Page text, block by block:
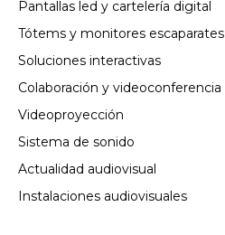
Pantallas led y cartelería digital
Tótems y monitores escaparates
Soluciones interactivas
Colaboración y videoconferencia
Videoproyección
Sistema de sonido
Actualidad audiovisual
Instalaciones audiovisuales